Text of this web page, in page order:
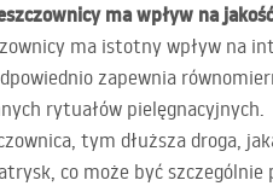
ma wpływ na
ma istotny wpływ na
zapewnia
rytuałów pielęgnacyjnych.
tym dłuższa droga,
co może być